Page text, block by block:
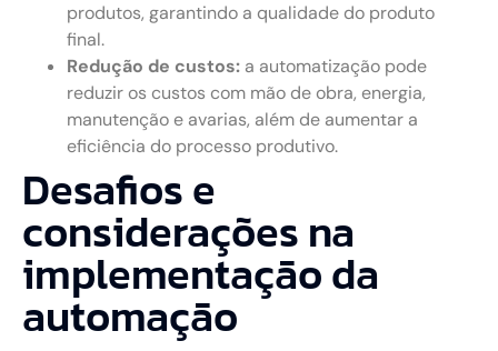
produtos, garantindo a qualidade do produto
final.
Redução de custos: a automatização pode
reduzir os custos com mão de obra, energia,
manutenção e avarias, além de aumentar a
eficiência do processo produtivo.
Desafios e
considerações na
implementação da
automação